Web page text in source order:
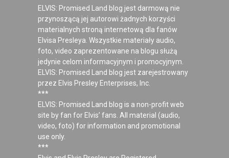
ELVIS: Promised Land blog jest darmową nie
przynoszącą jej autorowi żadnych korzyści
materialnych stroną internetową dla fanów
Elvisa Presleya. Wszystkie materiały audio,
foto, video zaprezentowane na blogu służą
jedynie celom informacyjnym i promocyjnym.
ELVIS: Promised Land blog jest zarejestrowany
przez Elvis Presley Enterprises, Inc.
***
ELVIS: Promised Land blog is a non-profit web
site by fan for Elvis’ fans. All material (audio,
video, foto) for information and promotional
use only.
***